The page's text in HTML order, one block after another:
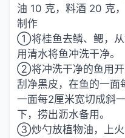
油 10 克，料酒 20 克
制作
①将桂鱼去鳞、鳃，从
用清水将鱼冲洗干净。
②将冲洗干净的鱼用开
刮净黑皮，在鱼的一面
一面每2厘米宽切成斜
下，捞出沥水备用。
③炒勺放植物油，上火